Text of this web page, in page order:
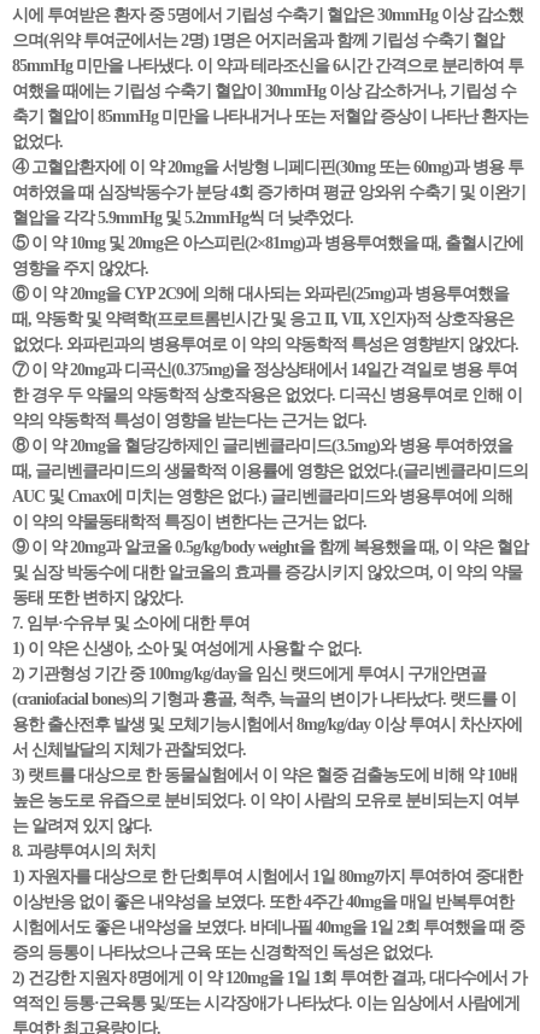
시에 투여받은 환자 중 5명에서 기립성 수축기 혈압은 30mmHg 이상 감소했
으며(위약 투여군에서는 2명) 1명은 어지러움과 함께 기립성 수축기 혈압
85mmHg 미만을 나타냈다. 이 약과 테라조신을 6시간 간격으로 분리하여 투
여했을 때에는 기립성 수축기 혈압이 30mmHg 이상 감소하거나, 기립성 수
축기 혈압이 85mmHg 미만을 나타내거나 또는 저혈압 증상이 나타난 환자는
없었다.
④ 고혈압환자에 이 약 20mg을 서방형 니페디핀(30mg 또는 60mg)과 병용 투
여하였을 때 심장박동수가 분당 4회 증가하며 평균 앙와위 수축기 및 이완기
혈압을 각각 5.9mmHg 및 5.2mmHg씩 더 낮추었다.
⑤ 이 약 10mg 및 20mg은 아스피린(2×81mg)과 병용투여했을 때, 출혈시간에
영향을 주지 않았다.
⑥ 이 약 20mg을 CYP 2C9에 의해 대사되는 와파린(25mg)과 병용투여했을
때, 약동학 및 약력학(프로트롬빈시간 및 응고 II, VII, X인자)적 상호작용은
없었다. 와파린과의 병용투여로 이 약의 약동학적 특성은 영향받지 않았다.
⑦ 이 약 20mg과 디곡신(0.375mg)을 정상상태에서 14일간 격일로 병용 투여
한 경우 두 약물의 약동학적 상호작용은 없었다. 디곡신 병용투여로 인해 이
약의 약동학적 특성이 영향을 받는다는 근거는 없다.
⑧ 이 약 20mg을 혈당강하제인 글리벤클라미드(3.5mg)와 병용 투여하였을
때, 글리벤클라미드의 생물학적 이용률에 영향은 없었다.(글리벤클라미드의
AUC 및 Cmax에 미치는 영향은 없다.) 글리벤클라미드와 병용투여에 의해
이 약의 약물동태학적 특징이 변한다는 근거는 없다.
⑨ 이 약 20mg과 알코올 0.5g/kg/body weight을 함께 복용했을 때, 이 약은 혈압
및 심장 박동수에 대한 알코올의 효과를 증강시키지 않았으며, 이 약의 약물
동태 또한 변하지 않았다.
7. 임부·수유부 및 소아에 대한 투여
1) 이 약은 신생아, 소아 및 여성에게 사용할 수 없다.
2) 기관형성 기간 중 100mg/kg/day을 임신 랫드에게 투여시 구개안면골
(craniofacial bones)의 기형과 흉골, 척추, 늑골의 변이가 나타났다. 랫드를 이
용한 출산전후 발생 및 모체기능시험에서 8mg/kg/day 이상 투여시 차산자에
서 신체발달의 지체가 관찰되었다.
3) 랫트를 대상으로 한 동물실험에서 이 약은 혈중 검출농도에 비해 약 10배
높은 농도로 유즙으로 분비되었다. 이 약이 사람의 모유로 분비되는지 여부
는 알려져 있지 않다.
8. 과량투여시의 처치
1) 자원자를 대상으로 한 단회투여 시험에서 1일 80mg까지 투여하여 중대한
이상반응 없이 좋은 내약성을 보였다. 또한 4주간 40mg을 매일 반복투여한
시험에서도 좋은 내약성을 보였다. 바데나필 40mg을 1일 2회 투여했을 때 중
증의 등통이 나타났으나 근육 또는 신경학적인 독성은 없었다.
2) 건강한 지원자 8명에게 이 약 120mg을 1일 1회 투여한 결과, 대다수에서 가
역적인 등통·근육통 및/또는 시각장애가 나타났다. 이는 임상에서 사람에게
투여한 최고용량이다.